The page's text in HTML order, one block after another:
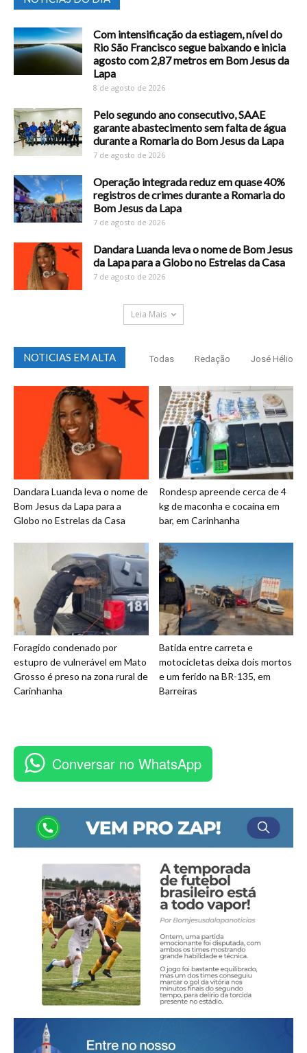
Com intensificação da estiagem, nível do
Rio São Francisco segue baixando e inicia
agosto com 2,87 metros em Bom Jesus da
Lapa
8 de agosto de 2026
Pelo segundo ano consecutivo, SAAE
garante abastecimento sem falta de água
durante a Romaria do Bom Jesus da Lapa
7 de agosto de 2026
Operação integrada reduz em quase 40%
registros de crimes durante a Romaria do
Bom Jesus da Lapa
7 de agosto de 2026
Dandara Luanda leva o nome de Bom Jesus
da Lapa para a Globo no Estrelas da Casa
7 de agosto de 2026
Leia Mais
NOTICIAS EM ALTA Todas Redação José Hélio
Dandara Luanda leva o nome de
Bom Jesus da Lapa para a
Globo no Estrelas da Casa
Rondesp apreende cerca de 4
kg de maconha e cocaína em
bar, em Carinhanha
Foragido condenado por
estupro de vulnerável em Mato
Grosso é preso na zona rural de
Carinhanha
Batida entre carreta e
motocicletas deixa dois mortos
e um ferido na BR-135, em
Barreiras
Conversar no WhatsApp